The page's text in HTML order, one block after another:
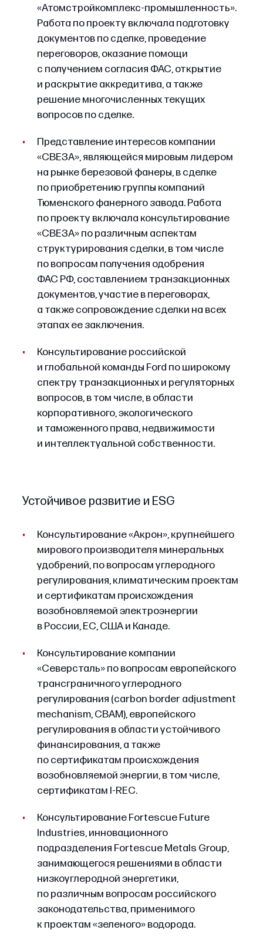
«Атомстройкомплекс-промышленность».
Работа по проекту включала подготовку
документов по сделке, проведение
переговоров, оказание помощи
с получением согласия ФАС, открытие
и раскрытие аккредитива, а также
решение многочисленных текущих
вопросов по сделке.
Представление интересов компании
«СВЕЗА», являющейся мировым лидером
на рынке березовой фанеры, в сделке
по приобретению группы компаний
Тюменского фанерного завода. Работа
по проекту включала консультирование
«СВЕЗА» по различным аспектам
структурирования сделки, в том числе
по вопросам получения одобрения
ФАС РФ, составлением транзакционных
документов, участие в переговорах,
а также сопровождение сделки на всех
этапах ее заключения.
Консультирование российской
и глобальной команды Ford по широкому
спектру транзакционных и регуляторных
вопросов, в том числе, в области
корпоративного, экологического
и таможенного права, недвижимости
и интеллектуальной собственности.
Устойчивое развитие и ESG
Консультирование «Акрон», крупнейшего
мирового производителя минеральных
удобрений, по вопросам углеродного
регулирования, климатическим проектам
и сертификатам происхождения
возобновляемой электроэнергии
в России, ЕС, США и Канаде.
Консультирование компании
«Северсталь» по вопросам европейского
трансграничного углеродного
регулирования (carbon border adjustment
mechanism, CBAM), европейского
регулирования в области устойчивого
финансирования, а также
по сертификатам происхождения
возобновляемой энергии, в том числе,
сертификатам I-REC.
Консультирование Fortescue Future
Industries, инновационного
подразделения Fortescue Metals Group,
занимающегося решениями в области
низкоуглеродной энергетики,
по различным вопросам российского
законодательства, применимого
к проектам «зеленого» водорода.